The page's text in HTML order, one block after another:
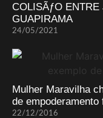
COLISÃƒO ENTRE
GUAPIRAMA
24/05/2021
Mulher Maravilha
de empoderamento
22/12/2016